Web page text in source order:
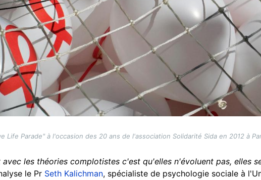
Life Parade" à l'occasion des 20 ans de l'association Solidarité Sida en 2012 à
les théories complotistes c'est qu'elles n'évoluent pas, elles
le Pr Seth Kalichman, spécialiste de psychologie sociale à